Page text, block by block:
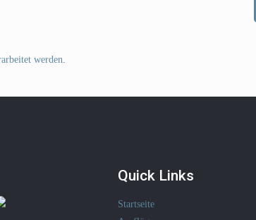
werden
Quick Links
Startseite